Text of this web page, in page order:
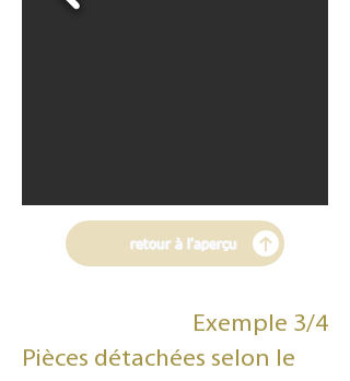
retour à l'aperçu
Exemple 3/4
Pièces détachées selon le